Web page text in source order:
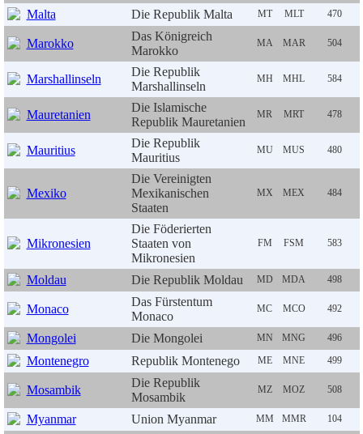
Malta Die Republik Malta MT MLT 470
Marokko
Das Königreich
Marokko
MA MAR 504
Marshallinseln
Die Republik
Marshallinseln
MH MHL 584
Mauretanien
Die Islamische
Republik Mauretanien
MR MRT 478
Mauritius
Die Republik
Mauritius
MU MUS 480
Mexiko
Die Vereinigten
Mexikanischen
Staaten
MX MEX 484
Mikronesien
Die Föderierten
Staaten von
Mikronesien
FM FSM 583
Moldau Die Republik Moldau MD MDA 498
Monaco
Das Fürstentum
Monaco
MC MCO 492
Mongolei Die Mongolei MN MNG 496
Montenegro Republik Montenego ME MNE 499
Mosambik
Die Republik
Mosambik
MZ MOZ 508
Myanmar Union Myanmar MM MMR 104